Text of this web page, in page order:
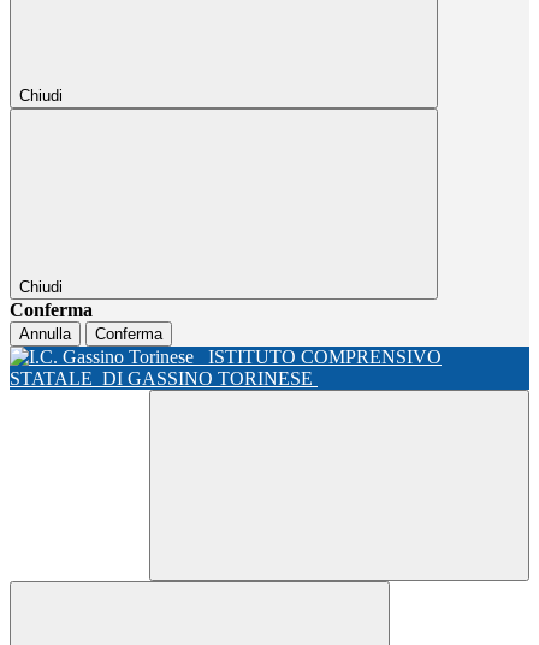
Chiudi
Chiudi
Conferma
Annulla Conferma
ISTITUTO COMPRENSIVO
STATALE DI GASSINO TORINESE